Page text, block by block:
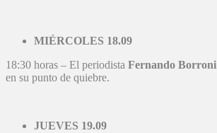
MIÉRCOLES 18.09
18:30 horas – El periodista Fernando Borroni
en su punto de quiebre.
JUEVES 19.09